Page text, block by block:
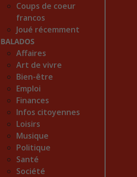
Coups de coeur
francos
Joué récemment
BALADOS
Affaires
Art de vivre
Bien-être
Emploi
Finances
Infos citoyennes
Loisirs
Musique
Politique
Santé
Société